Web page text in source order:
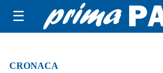
☰
CRONACA